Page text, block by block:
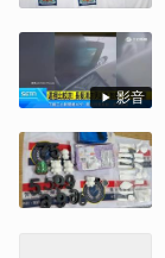
影音